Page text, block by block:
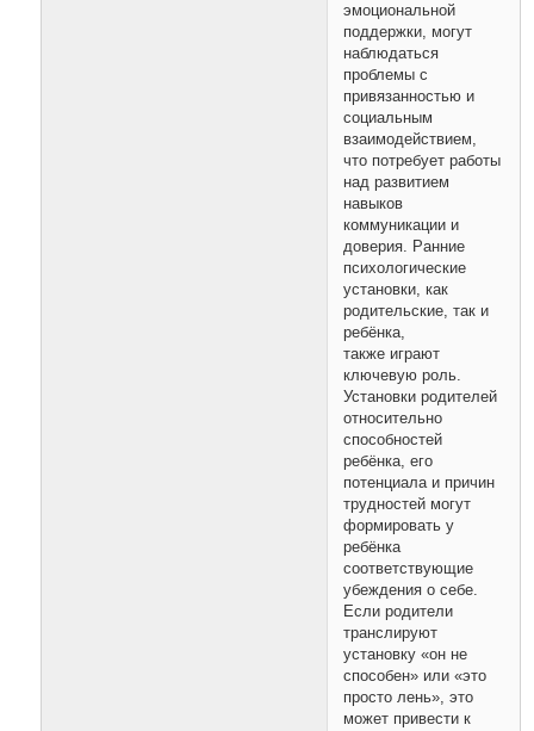
эмоциональной
поддержки, могут
наблюдаться
проблемы с
привязанностью и
социальным
взаимодействием,
что потребует работы
над развитием
навыков
коммуникации и
доверия. Ранние
психологические
установки, как
родительские, так и
ребёнка,
также играют
ключевую роль.
Установки родителей
относительно
способностей
ребёнка, его
потенциала и причин
трудностей могут
формировать у
ребёнка
соответствующие
убеждения о себе.
Если родители
транслируют
установку «он не
способен» или «это
просто лень», это
может привести к